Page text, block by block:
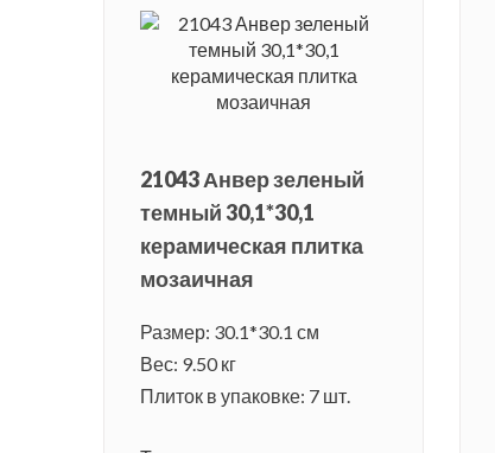
21043 Анвер зеленый
темный 30,1*30,1
керамическая плитка
мозаичная
Размер: 30.1*30.1 см
Вес: 9.50 кг
Плиток в упаковке: 7 шт.